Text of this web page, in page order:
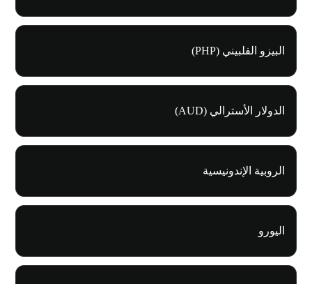
البيزو الفلبيني (PHP)
الدولار الأسترالي (AUD)
الروبية الإندونيسية
اليورو